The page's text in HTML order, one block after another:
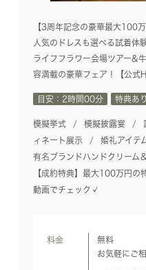
【3周年記念の豪華最大100
人気のドレスも選べる試着体
ライフフラワー会場ツアー&
容満載の豪華フェア！【公式
目安：2時間00分 特典あり
模擬挙式 模擬披露宴
ィネート展示
婚礼アイテ
有名ブランドハンドクリーム
【成約特典】最大100万円の
動画でチェック✓
料金
無料
お気軽にご